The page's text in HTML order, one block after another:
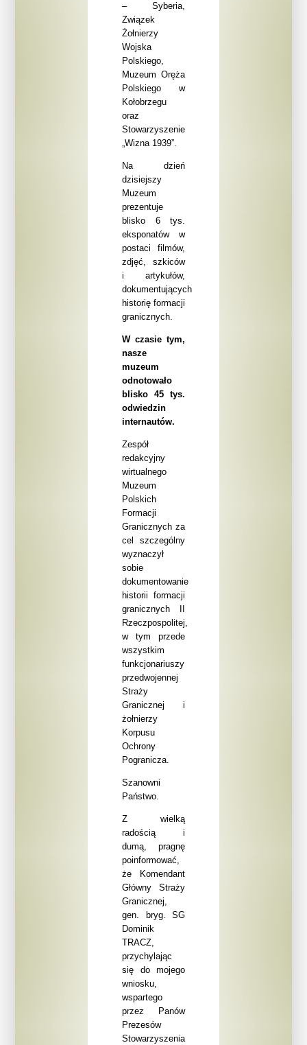
– Syberia,
Związek
Żołnierzy
Wojska
Polskiego,
Muzeum Oręża
Polskiego w
Kołobrzegu
oraz
Stowarzyszenie
„Wizna 1939”.
Na dzień
dzisiejszy
Muzeum
prezentuje
blisko
6 tys.
eksponatów w
postaci filmów,
zdjęć, szkiców
i artykułów,
dokumentujących
historię formacji
granicznych.
W czasie tym,
nasze
muzeum
odnotowało
blisko 45 tys.
odwiedzin
internautów.
Zespół
redakcyjny
wirtualnego
Muzeum
Polskich
Formacji
Granicznych za
cel szczególny
wyznaczył
sobie
dokumentowanie
historii formacji
granicznych II
Rzeczpospolitej,
w tym przede
wszystkim
funkcjonariuszy
przedwojennej
Straży
Granicznej i
żołnierzy
Korpusu
Ochrony
Pogranicza.
Szanowni
Państwo.
Z wielką
radością i
dumą, pragnę
poinformować,
że Komendant
Główny Straży
Granicznej,
gen. bryg. SG
Dominik
TRACZ,
przychylając
się do mojego
wniosku,
wspartego
przez Panów
Prezesów
Stowarzyszenia